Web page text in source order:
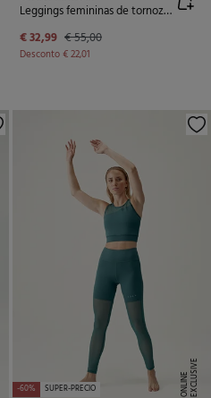
Leggings femininas de tornozelo
€ 32,99 € 55,00
Desconto€ 22,01
-60% SUPER-PRECIO E
X
C
L
U
SI
V
E
O
N
LI
N
E